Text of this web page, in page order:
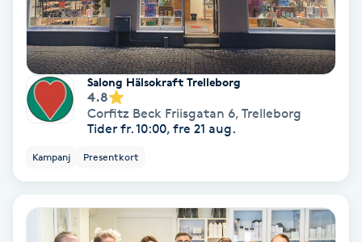
Tandläkare
Tatuering
Tatueringsborttagning
Salong Hälsokraft Trelleborg
4.8
Corfitz Beck Friisgatan 6, Trelleborg
Tider fr. 10:00, fre 21 aug.
Kampanj Presentkort